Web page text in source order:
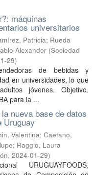
máquinas
universitarios
Patricia; Rueda
Alexander (Sociedad
29)
de bebidas y
en universidades, lo que
jóvenes. Objetivo.
para la ...
nueva base de datos
Uruguay
Valentina; Caetano,
; Raggio, Laura
, 2024-01-29)
URUGUAYFOODS,